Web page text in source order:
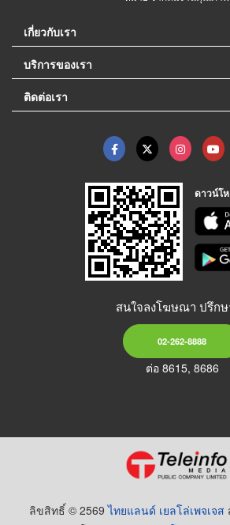
เกี่ยวกับเรา
บริการของเรา
ติดต่อเรา
ดาวน์โ
สนใจลงโฆษณา ปรึก
02-262-8888
ต่อ 8615, 8686
ลิขสิทธิ์ © 2569ไทยแลนด์ เยลโล่เพจเจส